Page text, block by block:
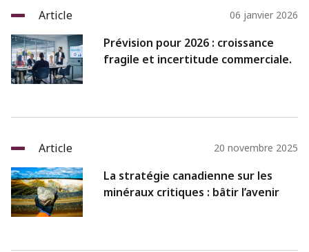
Article 06 janvier 2026
Prévision pour 2026 : croissance
fragile et incertitude commerciale.
Article 20 novembre 2025
La stratégie canadienne sur les
minéraux critiques : bâtir l’avenir